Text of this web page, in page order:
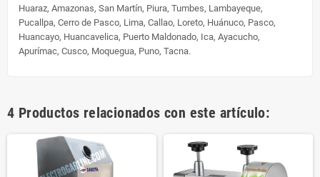
Huaraz, Amazonas, San Martín, Piura, Tumbes, Lambayeque,
Pucallpa, Cerro de Pasco, Lima, Callao, Loreto, Huánuco, Pasco,
Huancayo, Huancavelica, Puerto Maldonado, Ica, Ayacucho,
Apurímac, Cusco, Moquegua, Puno, Tacna.
4 Productos relacionados con este artículo: